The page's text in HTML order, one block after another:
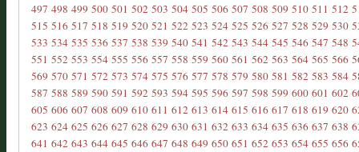
497 498 499 500 501 502 503 504 505 506 507 508 509 510 511 512
515 516 517 518 519 520 521 522 523 524 525 526 527 528 529 530
533 534 535 536 537 538 539 540 541 542 543 544 545 546 547 548
551 552 553 554 555 556 557 558 559 560 561 562 563 564 565 566
569 570 571 572 573 574 575 576 577 578 579 580 581 582 583 584
587 588 589 590 591 592 593 594 595 596 597 598 599 600 601 602
605 606 607 608 609 610 611 612 613 614 615 616 617 618 619 620
623 624 625 626 627 628 629 630 631 632 633 634 635 636 637 638
641 642 643 644 645 646 647 648 649 650 651 652 653 654 655 656